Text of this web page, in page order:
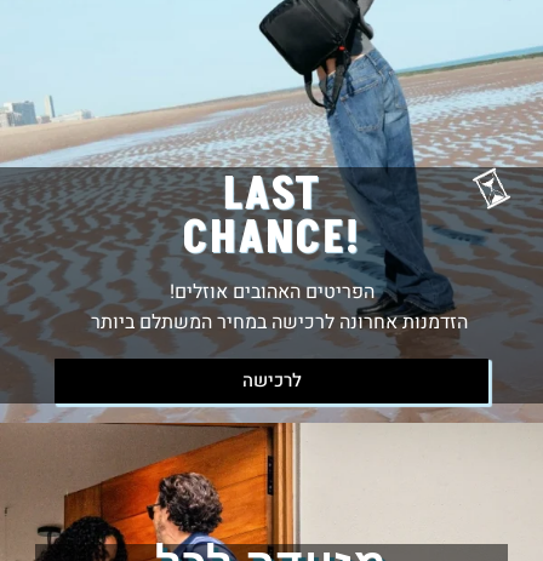
LAST
CHANCE!
הפריטים האהובים אוזלים!
הזדמנות אחרונה לרכישה במחיר המשתלם ביותר
לרכישה